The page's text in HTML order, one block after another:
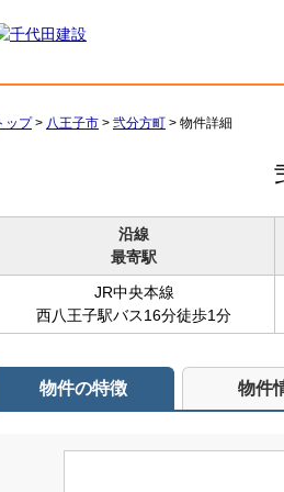
ップ> 八王子市 > 弐分方町 > 物件詳細
沿線
最寄駅
JR中央本線
西八王子駅バス16分徒歩1分
物件の特徴 物件